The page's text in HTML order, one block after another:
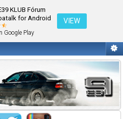
KLUB Fórum
for Android
Google Play
VIEW